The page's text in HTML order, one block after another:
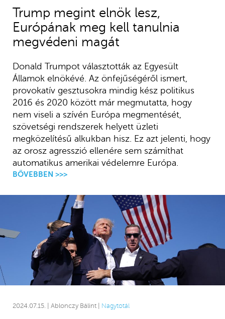
Trump megint elnök lesz,
Európának meg kell tanulnia
megvédeni magát
Donald Trumpot választották az Egyesült
Államok elnökévé. Az önfejűségéről ismert,
provokatív gesztusokra mindig kész politikus
2016 és 2020 között már megmutatta, hogy
nem viseli a szívén Európa megmentését,
szövetségi rendszerek helyett üzleti
megközelítésű alkukban hisz. Ez azt jelenti, hogy
az orosz agresszió ellenére sem számíthat
automatikus amerikai védelemre Európa.
BŐVEBBEN >>>
2024.07.15. | Ablonczy Bálint | Nagytotál